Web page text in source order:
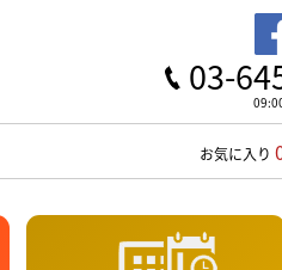
03-
お気に入り